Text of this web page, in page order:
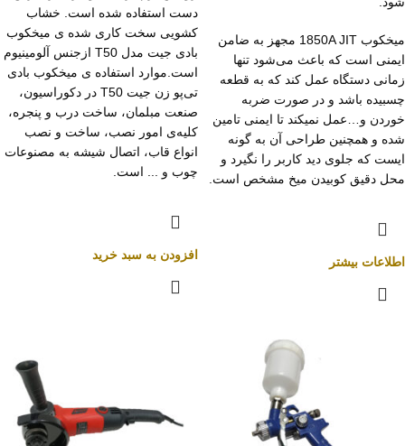
میخکوب 1850A JIT مجهز به ضامن
ایمنی است که باعث می‌شود تنها
زمانی دستگاه عمل کند که به قطعه
چسبیده باشد و در صورت ضربه
خوردن و…عمل نمیکند تا ایمنی تامین
شده و همچنین طراحی آن به گونه
ایست که جلوی دید کاربر را نگیرد و
محل دقیق کوبیدن میخ مشخص است.
اطلاعات بیشتر
دست استفاده شده است. خشاب
کشویی سخت کاری شده ی میخکوب
بادی جیت مدل T50 ازجنس آلومینیوم
است.موارد استفاده ی میخکوب بادی
تی‌پو زن جیت T50 در دکوراسیون،
صنعت مبلمان، ساخت درب و پنجره،
کلیه‌ی امور نصب، ساخت و نصب
انواع قاب، اتصال شیشه به مصنوعات
چوب و ... است.
افزودن به سبد خرید